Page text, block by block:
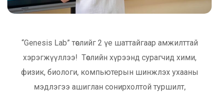
“Genesis Lab” төслийг 2 үе шаттайгаар амжилттай
хэрэгжүүллээ! Төслийн хүрээнд сурагчид хими,
физик, биологи, компьютерын шинжлэх ухааны
мэдлэгээ ашиглан сонирхолтой туршилт,